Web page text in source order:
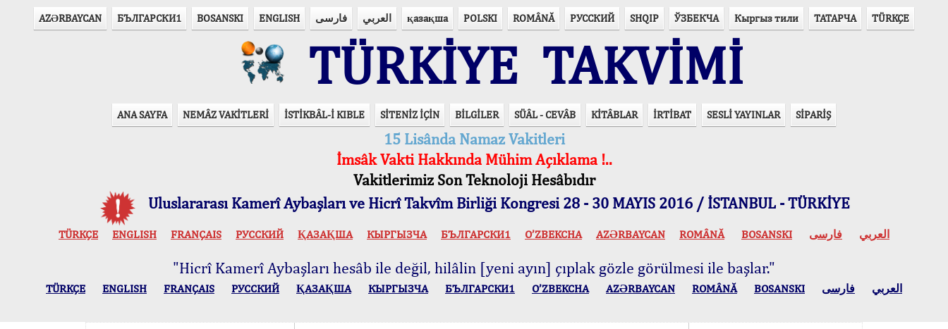
AZӘRBAYCAN БЪЛГАРСКИ1 BOSANSKI ENGLISH فارسی العربي қазақша POLSKI ROMÂNĂ РУССКИЙ SHQIP ЎЗБЕКЧА Кыргыз тили ТАТАРЧА TÜRKÇE
TÜRKİYE TAKVİMİ
ANA SAYFA NEMÂZ VAKİTLERİ İSTİKBÂL-İ KIBLE SİTENİZ İÇİN BİLGİLER SÜÂL - CEVÂB KİTÂBLAR İRTİBAT SESLİ YAYINLAR SİPARİŞ
15 Lisânda Namaz Vakitleri
İmsâk Vakti Hakkında Mühim Açıklama !..
Vakitlerimiz Son Teknoloji Hesâbıdır
Uluslararası Kamerî Aybaşları ve Hicrî Takvîm Birliği Kongresi 28 - 30 MAYIS 2016 / İSTANBUL - TÜRKİYE
TÜRKÇE ENGLISH FRANÇAIS РУССКИЙ ҚАЗАҚША КЫPГЫЗЧA БЪЛГАРСКИ1 O’ZBEKCHA AZӘRBAYCAN ROMÂNĂ BOSANSKI العربي فارسی
"Hicrî Kamerî Aybaşları hesâb ile değil, hilâlin [yeni ayın] çıplak gözle görülmesi ile başlar."
TÜRKÇE ENGLISH FRANÇAIS РУССКИЙ ҚАЗАҚША КЫPГЫЗЧA БЪЛГАРСКИ1 O’ZBEKCHA AZӘRBAYCAN ROMÂNĂ BOSANSKI العربي فارسی